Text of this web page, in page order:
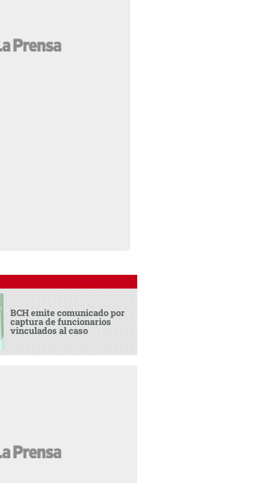
BCH emite comunicado por
captura de funcionarios
vinculados al caso